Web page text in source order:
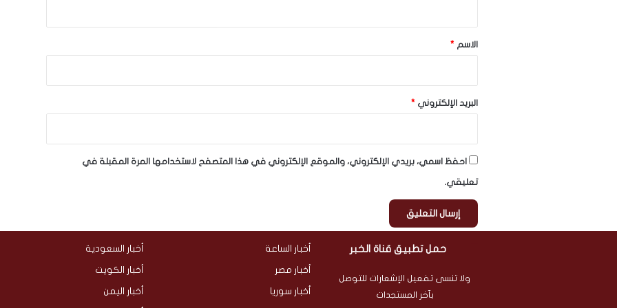
*
الاسم *
البريد الإلكتروني *
احفظ اسمي، بريدي الإلكتروني، والموقع الإلكتروني في هذا المتصفح لاستخدامها المرة المقبلة في
تعليقي.
حمل تطبيق قناة الخبر
ولا تنسى تفعيل الإشعارات للتوصل
بآخر المستجدات
أخبار الساعة
أخبار مصر
أخبار سوريا
أخبار السعودية
أخبار الكويت
أخبار اليمن